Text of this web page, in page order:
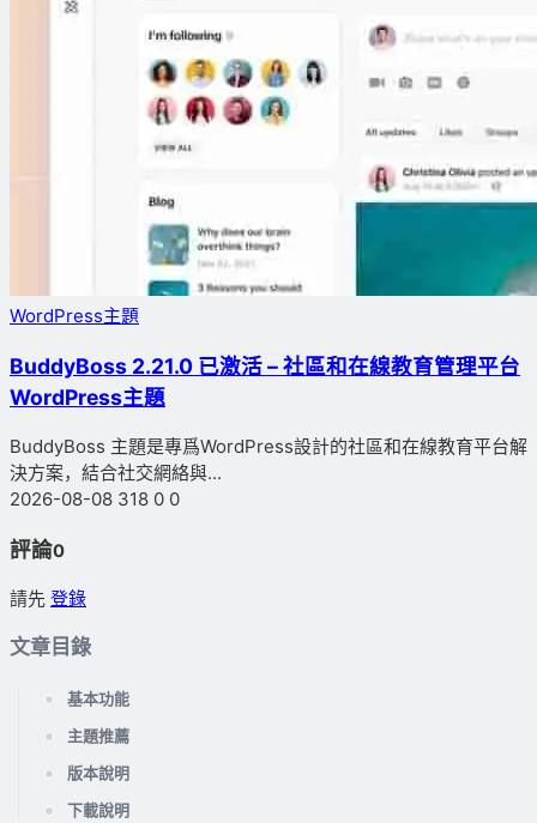
WordPress主題
BuddyBoss 2.21.0 已激活 – 社區和在線教育管理平台
WordPress主題
BuddyBoss 主題是專爲WordPress設計的社區和在線教育平台解
決方案，結合社交網絡與...
2026-08-08 318 0 0
評論0
請先 登錄
文章目錄
基本功能
主題推薦
版本說明
下載說明